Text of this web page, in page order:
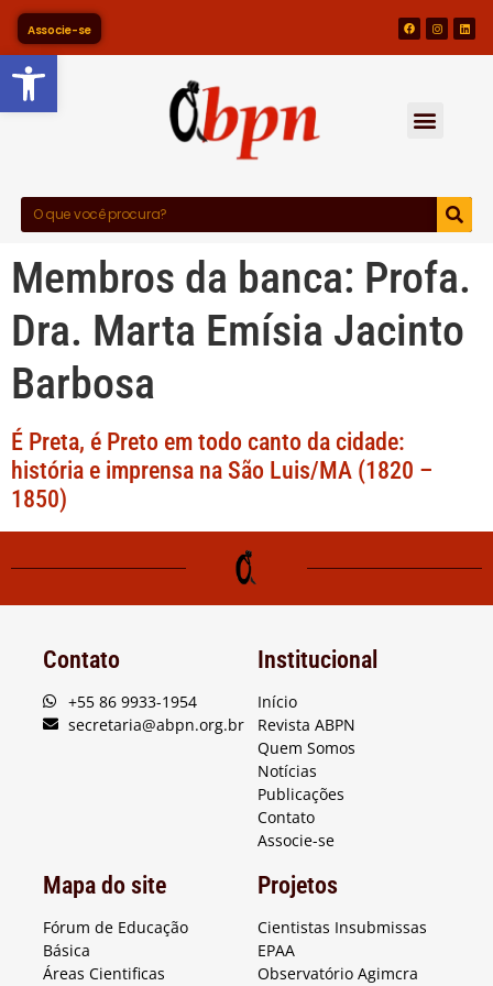
Barra de Ferramentas
Associe-se
Membros da banca: Profa.
Dra. Marta Emísia Jacinto
Barbosa
É Preta, é Preto em todo canto da cidade:
história e imprensa na São Luis/MA (1820 –
1850)
Contato
+55 86 9933-1954
secretaria@abpn.org.br
Institucional
Início
Revista ABPN
Quem Somos
Notícias
Publicações
Contato
Associe-se
Mapa do site
Fórum de Educação
Básica
Áreas Cientificas
Projetos
Cientistas Insubmissas
EPAA
Observatório Agimcra